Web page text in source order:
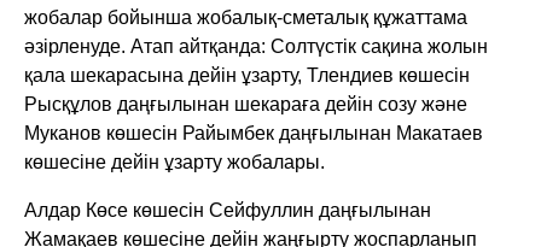
жобалар бойынша жобалық-сметалық құжаттама
әзірленуде. Атап айтқанда: Солтүстік сақина жолын
қала шекарасына дейін ұзарту, Тлендиев көшесін
Рысқұлов даңғылынан шекараға дейін созу және
Муканов көшесін Райымбек даңғылынан Макатаев
көшесіне дейін ұзарту жобалары.
Алдар Көсе көшесін Сейфуллин даңғылынан
Жамақаев көшесіне дейін жаңғырту жоспарланып